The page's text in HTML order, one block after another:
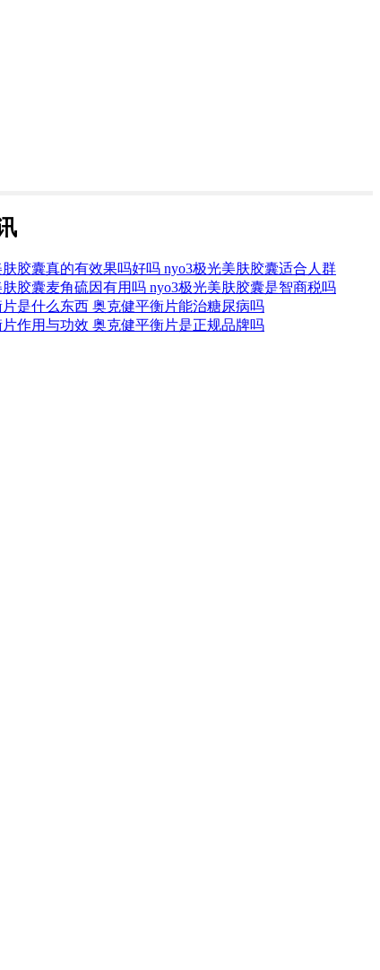
肤胶囊真的有效果吗好吗 nyo3极光美肤胶囊适合人群
肤胶囊麦角硫因有用吗 nyo3极光美肤胶囊是智商税吗
是什么东西 奥克健平衡片能治糖尿病吗
作用与功效 奥克健平衡片是正规品牌吗